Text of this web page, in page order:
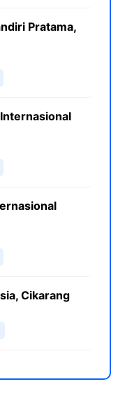
Pratama,
Cikarang